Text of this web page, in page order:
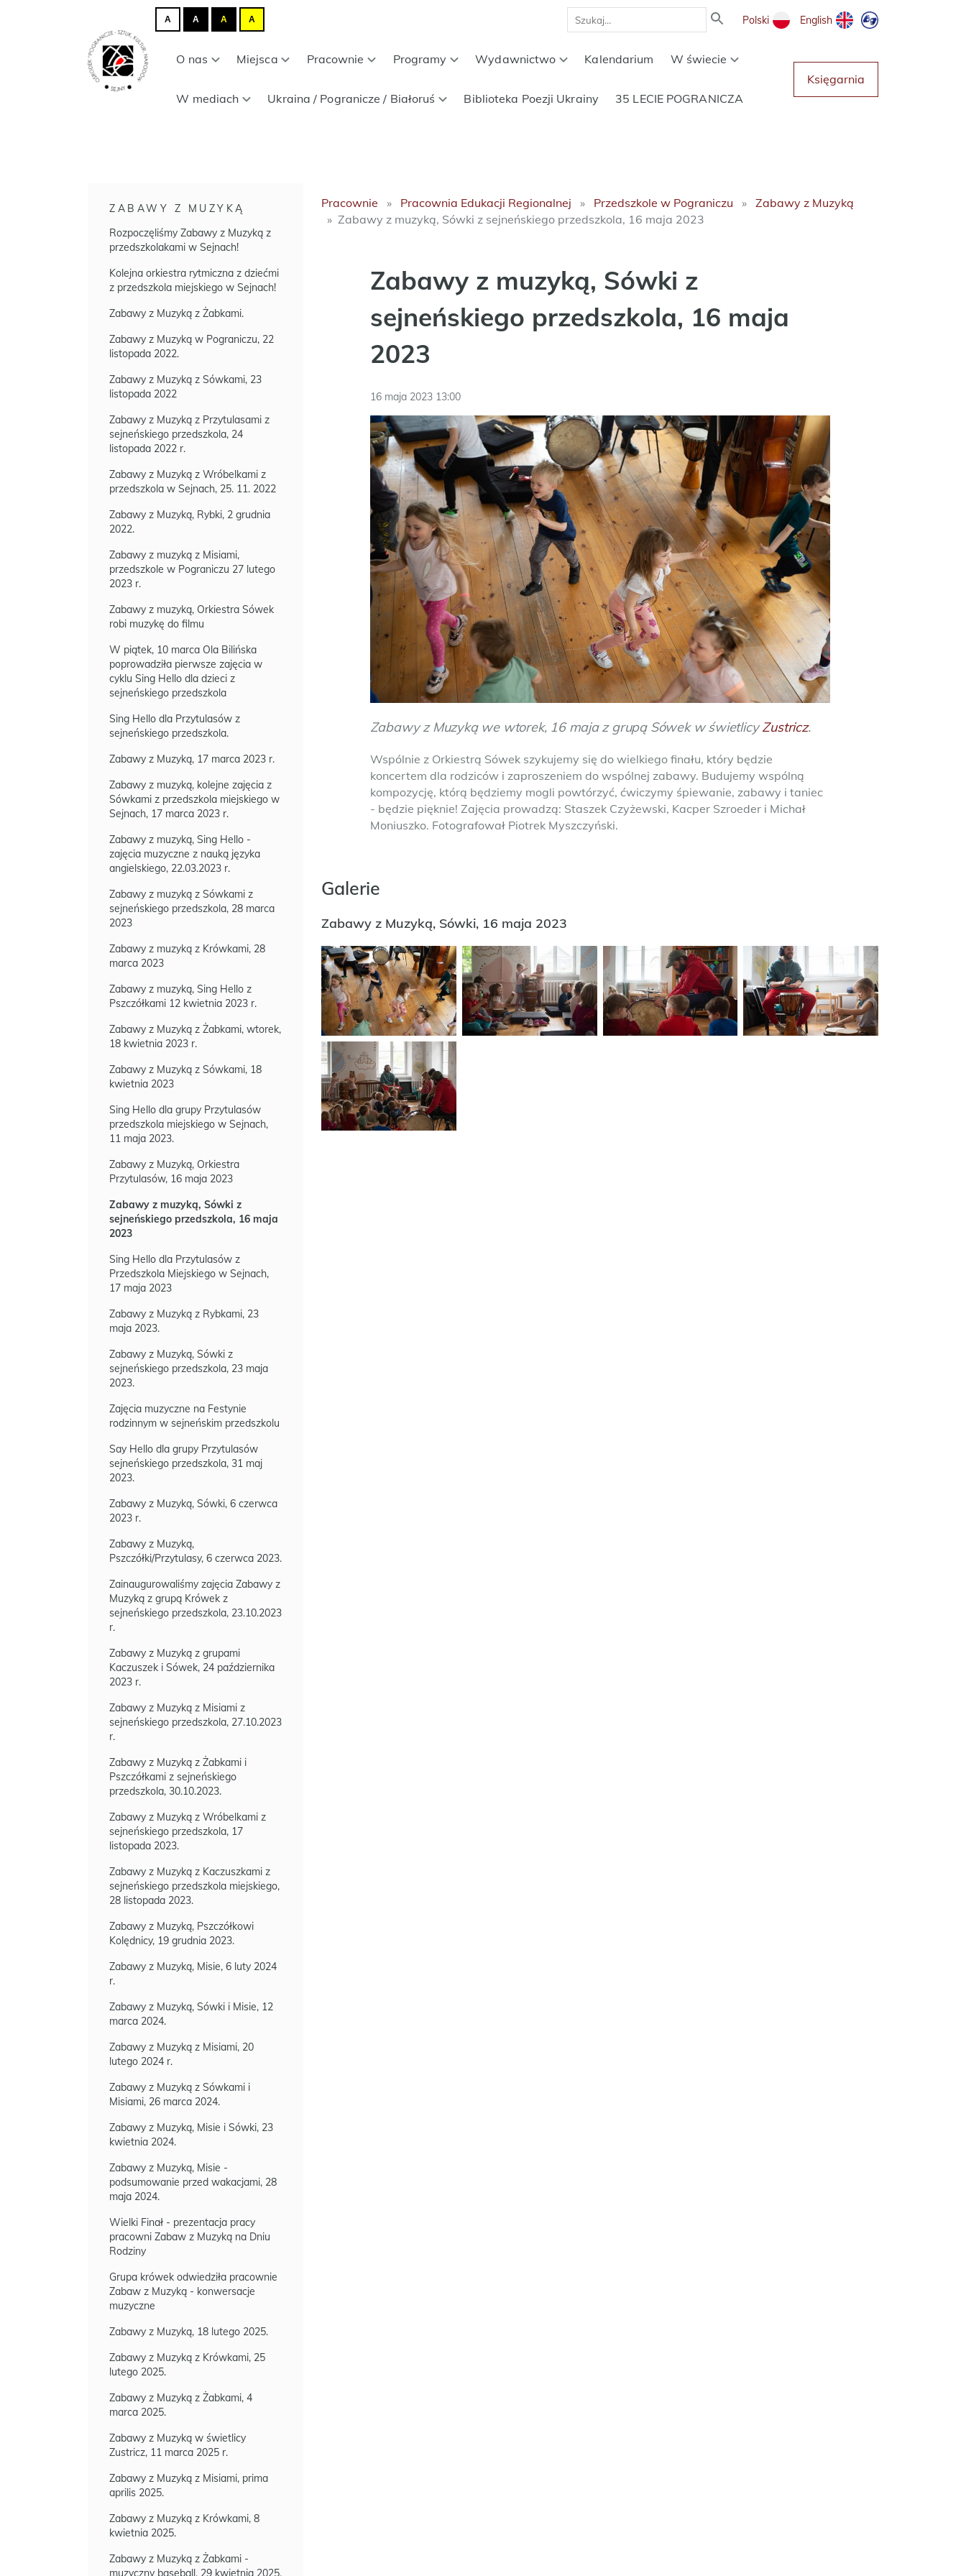
A A A A Polski English
O nas Miejsca Pracownie Programy Wydawnictwo Kalendarium W świecie
W mediach Ukraina / Pogranicze / Białoruś Biblioteka Poezji Ukrainy 35 LECIE POGRANICZA
Księgarnia
ZABAWY Z MUZYKĄ
Rozpoczęliśmy Zabawy z Muzyką z
przedszkolakami w Sejnach!
Kolejna orkiestra rytmiczna z dziećmi
z przedszkola miejskiego w Sejnach!
Zabawy z Muzyką z Żabkami.
Zabawy z Muzyką w Pograniczu, 22
listopada 2022.
Zabawy z Muzyką z Sówkami, 23
listopada 2022
Zabawy z Muzyką z Przytulasami z
sejneńskiego przedszkola, 24
listopada 2022 r.
Zabawy z Muzyką z Wróbelkami z
przedszkola w Sejnach, 25. 11. 2022
Zabawy z Muzyką, Rybki, 2 grudnia
2022.
Zabawy z muzyką z Misiami,
przedszkole w Pograniczu 27 lutego
2023 r.
Zabawy z muzyką, Orkiestra Sówek
robi muzykę do filmu
W piątek, 10 marca Ola Bilińska
poprowadziła pierwsze zajęcia w
cyklu Sing Hello dla dzieci z
sejneńskiego przedszkola
Sing Hello dla Przytulasów z
sejneńskiego przedszkola.
Zabawy z Muzyką, 17 marca 2023 r.
Zabawy z muzyką, kolejne zajęcia z
Sówkami z przedszkola miejskiego w
Sejnach, 17 marca 2023 r.
Zabawy z muzyką, Sing Hello -
zajęcia muzyczne z nauką języka
angielskiego, 22.03.2023 r.
Zabawy z muzyką z Sówkami z
sejneńskiego przedszkola, 28 marca
2023
Zabawy z muzyką z Krówkami, 28
marca 2023
Zabawy z muzyką, Sing Hello z
Pszczółkami 12 kwietnia 2023 r.
Zabawy z Muzyką z Żabkami, wtorek,
18 kwietnia 2023 r.
Zabawy z Muzyką z Sówkami, 18
kwietnia 2023
Sing Hello dla grupy Przytulasów
przedszkola miejskiego w Sejnach,
11 maja 2023.
Zabawy z Muzyką, Orkiestra
Przytulasów, 16 maja 2023
Zabawy z muzyką, Sówki z
sejneńskiego przedszkola, 16 maja
2023
Sing Hello dla Przytulasów z
Przedszkola Miejskiego w Sejnach,
17 maja 2023
Zabawy z Muzyką z Rybkami, 23
maja 2023.
Zabawy z Muzyką, Sówki z
sejneńskiego przedszkola, 23 maja
2023.
Zajęcia muzyczne na Festynie
rodzinnym w sejneńskim przedszkolu
Say Hello dla grupy Przytulasów
sejneńskiego przedszkola, 31 maj
2023.
Zabawy z Muzyką, Sówki, 6 czerwca
2023 r.
Zabawy z Muzyką,
Pszczółki/Przytulasy, 6 czerwca 2023.
Zainaugurowaliśmy zajęcia Zabawy z
Muzyką z grupą Krówek z
sejneńskiego przedszkola, 23.10.2023
r.
Zabawy z Muzyką z grupami
Kaczuszek i Sówek, 24 października
2023 r.
Zabawy z Muzyką z Misiami z
sejneńskiego przedszkola, 27.10.2023
r.
Zabawy z Muzyką z Żabkami i
Pszczółkami z sejneńskiego
przedszkola, 30.10.2023.
Zabawy z Muzyką z Wróbelkami z
sejneńskiego przedszkola, 17
listopada 2023.
Zabawy z Muzyką z Kaczuszkami z
sejneńskiego przedszkola miejskiego,
28 listopada 2023.
Zabawy z Muzyką, Pszczółkowi
Kolędnicy, 19 grudnia 2023.
Zabawy z Muzyką, Misie, 6 luty 2024
r.
Zabawy z Muzyką, Sówki i Misie, 12
marca 2024.
Zabawy z Muzyką z Misiami, 20
lutego 2024 r.
Zabawy z Muzyką z Sówkami i
Misiami, 26 marca 2024.
Zabawy z Muzyką, Misie i Sówki, 23
kwietnia 2024.
Zabawy z Muzyką, Misie -
podsumowanie przed wakacjami, 28
maja 2024.
Wielki Finał - prezentacja pracy
pracowni Zabaw z Muzyką na Dniu
Rodziny
Grupa krówek odwiedziła pracownie
Zabaw z Muzyką - konwersacje
muzyczne
Zabawy z Muzyką, 18 lutego 2025.
Zabawy z Muzyką z Krówkami, 25
lutego 2025.
Zabawy z Muzyką z Żabkami, 4
marca 2025.
Zabawy z Muzyką w świetlicy
Zustricz, 11 marca 2025 r.
Zabawy z Muzyką z Misiami, prima
aprilis 2025.
Zabawy z Muzyką z Krówkami, 8
kwietnia 2025.
Zabawy z Muzyką z Żabkami -
muzyczny baseball, 29 kwietnia 2025.
Pracownie Pracownia Edukacji Regionalnej Przedszkole w Pograniczu
Zabawy z Muzyką
Zabawy z muzyką, Sówki z sejneńskiego przedszkola, 16 maja 2023
Zabawy z muzyką, Sówki z
sejneńskiego przedszkola, 16 maja
2023
16 maja 2023 13:00
Zabawy z Muzyką we wtorek, 16 maja z grupą Sówek w świetlicyZustricz.
Wspólnie z Orkiestrą Sówek szykujemy się do wielkiego finału, który będzie
koncertem dla rodziców i zaproszeniem do wspólnej zabawy. Budujemy wspólną
kompozycję, którą będziemy mogli powtórzyć, ćwiczymy śpiewanie, zabawy i taniec
- będzie pięknie! Zajęcia prowadzą: Staszek Czyżewski, Kacper Szroeder i Michał
Moniuszko. Fotografował Piotrek Myszczyński.
Galerie
Zabawy z Muzyką, Sówki, 16 maja 2023